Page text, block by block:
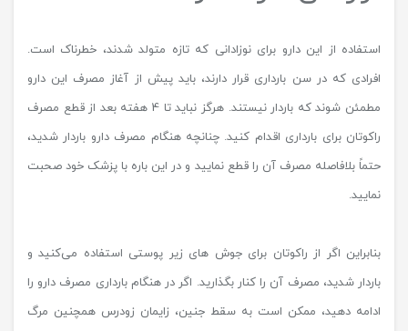
استفاده از این دارو برای نوزادانی که تازه متولد شدند، خطرناک است.
افرادی که در سن بارداری قرار دارند، باید پیش از آغاز مصرف این دارو
مطمئن شوند که باردار نیستند. هرگز نباید تا 4 هفته بعد از قطع مصرف
راکوتان برای بارداری اقدام کنید. چنانچه هنگام مصرف دارو باردار شدید،
حتماً بلافاصله مصرف آن را قطع نمایید و در این باره با پزشک خود صحبت
نمایید.
بنابراین اگر از راکوتان برای جوش‌ های زیر پوستی استفاده می‌کنید و
باردار شدید، مصرف آن را کنار بگذارید. اگر در هنگام بارداری مصرف دارو را
ادامه دهید، ممکن است به سقط جنین، زایمان زودرس همچنین مرگ